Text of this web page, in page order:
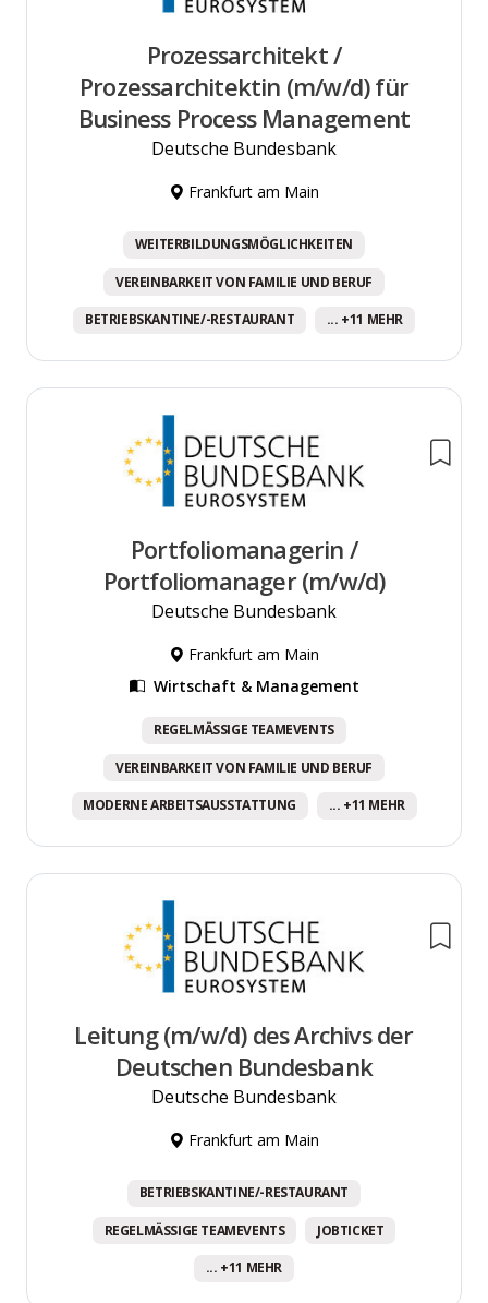
Prozessarchitekt /
Prozessarchitektin (m/w/d) für
Business Process Management
Deutsche Bundesbank
Frankfurt am Main
WEITERBILDUNGSMÖGLICHKEITEN
VEREINBARKEIT VON FAMILIE UND BERUF
BETRIEBSKANTINE/-RESTAURANT ... +11 MEHR
Portfoliomanagerin /
Portfoliomanager (m/w/d)
Deutsche Bundesbank
Frankfurt am Main
Wirtschaft & Management
REGELMÄSSIGE TEAMEVENTS
VEREINBARKEIT VON FAMILIE UND BERUF
MODERNE ARBEITSAUSSTATTUNG ... +11 MEHR
Leitung (m/w/d) des Archivs der
Deutschen Bundesbank
Deutsche Bundesbank
Frankfurt am Main
BETRIEBSKANTINE/-RESTAURANT
REGELMÄSSIGE TEAMEVENTS JOBTICKET
... +11 MEHR